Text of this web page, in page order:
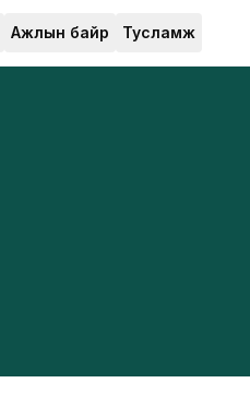
Ажлын байр Тусламж